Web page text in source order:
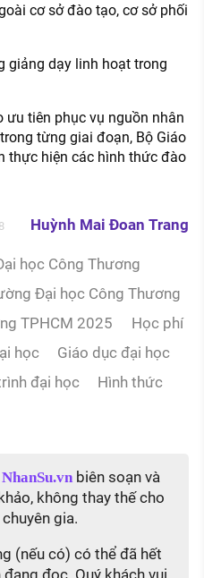
cơ sở đào tạo, cơ sở phối
giảng dạy linh hoạt trong
ưu tiên phục vụ nguồn nhân
từng giai đoạn, Bộ Giáo
thực hiện các hình thức đào
Huỳnh Mai Đoan Trang
học Công Thương
Đại học Công Thương
TPHCM 2025
Học phí
học
Giáo dục đại học
đại học
Hình thức
NhanSu.vnbiên soạn và
không thay thế cho
gia.
(nếu có) có thể đã hết
đọc. Quý khách vui